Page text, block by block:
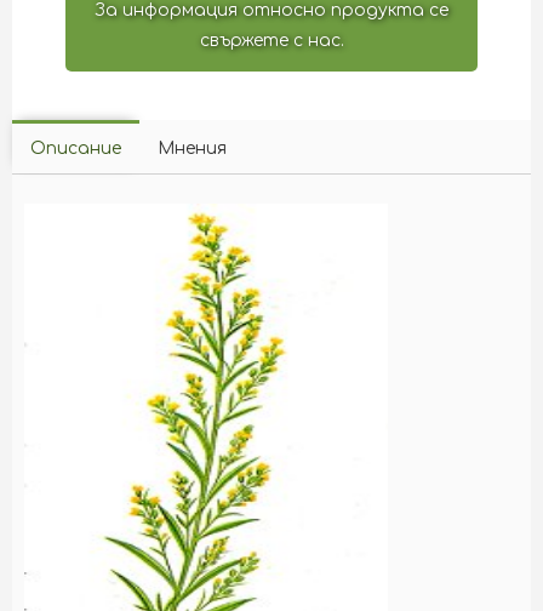
За информация относно продукта се
свържете с нас.
Описание Мнения